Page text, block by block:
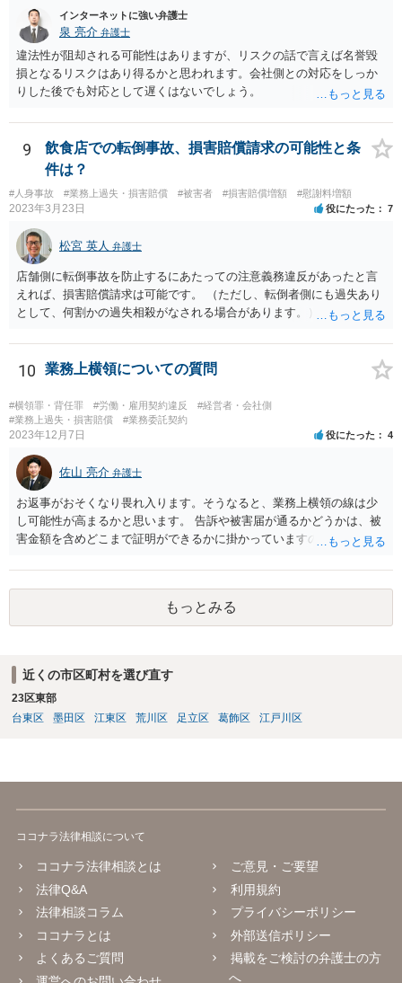
られます（ただしその場合も、現実に発生した損害分を別途請求され
ることはあり得ます）。 また「労働者」であるといえる場合、研修
期間とはいえ業務として研修への参加が強制されているのであれば、
研修期間分の報酬も請求できる可能性があります。すなわち、業務と
の関連性が認められる研修について、それが使用者の明示・黙示の指
示に基づくもので、その参加が事実上強制されている場合には、労働
労働時間性が認められる場合、少なくとも最低賃金分で計算した額を
請求することなどが考えられます。 これらのことは一般論であり、
本件にどうあてはまるのかは具体的な事情を詳しく聞かないと判断で
きないことですので、一度弁護士に相談されてもよいかと思います。
インターネットに強い弁護士
泉 亮介 弁護士
違法性が阻却される可能性はありますが、リスクの話で言えば名誉毀
損となるリスクはあり得るかと思われます。会社側との対応をしっか
りした後でも対応として遅くはないでしょう。
9
飲食店での転倒事故、損害賠償請求の可能性と条
件は？
#人身事故 #業務上過失・損害賠償 #被害者 #損害賠償増額 #慰謝料増額
2023年3月23日 役にたった 7
松宮 英人 弁護士
店舗側に転倒事故を防止するにあたっての注意義務違反があったと言
えれば、損害賠償請求は可能です。 （ただし、転倒者側にも過失あり
として、何割かの過失相殺がなされる場合があります。） 注意義務違
床材等の性質、清掃により濡れるなどしてどの程度滑りやすくなって
いたか（清掃の仕方）、当日の天候、店内の混雑具合や客の動線、店
員による注意喚起の有無、過去に同様の事故があったか否か…などな
ど、様々な要素を見ていく必要があります。 一度弁護士にご相談され
ることをオススメします。 なお、治療費も損害賠償に含まれますが、
慰謝料など、具体的な損害賠償算定の仕方についても、ご相談なさる
とよいと思います。 お大事になさってください。
10 業務上横領についての質問
#横領罪・背任罪 #労働・雇用契約違反
#経営者・会社側
#業務上過失・損害賠償
#業務委託契約
2023年12月7日 役にたった 4
佐山 亮介 弁護士
お返事がおそくなり畏れ入ります。そうなると、業務上横領の線は少
し可能性が高まるかと思います。 告訴や被害届が通るかどうかは、被
害金額を含めどこまで証明ができるかに掛かっていますので、一度直
もっとみる
近くの市区町村を選び直す
23区東部
台東区
墨田区 江東区 荒川区 足立区 葛飾区 江戸川区
ココナラ法律相談について
ココナラ法律相談とは
法律Q&A
法律相談コラム
ココナラとは
よくあるご質問
ご意見・ご要望
利用規約
プライバシーポリシー
外部送信ポリシー
掲載をご検討の弁護士の方
へ